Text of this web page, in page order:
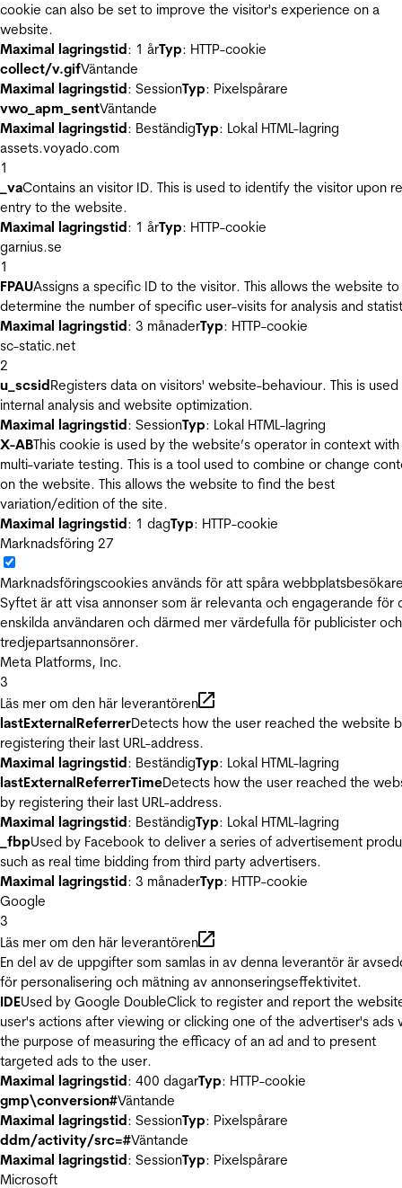
cookie can also be set to improve the visitor's experience on a
website.
Maximal lagringstid: 1 årTyp: HTTP-cookie
collect/v.gifVäntande
Maximal lagringstid: SessionTyp: Pixelspårare
vwo_apm_sentVäntande
Maximal lagringstid: BeständigTyp: Lokal HTML-lagring
assets.voyado.com
1
_vaContains an visitor ID. This is used to identify the visitor upon
entry to the website.
Maximal lagringstid: 1 årTyp: HTTP-cookie
garnius.se
1
FPAUAssigns a specific ID to the visitor. This allows the website to
determine the number of specific user-visits for analysis and
Maximal lagringstid: 3 månaderTyp: HTTP-cookie
sc-static.net
2
u_scsidRegisters data on visitors' website-behaviour. This is
internal analysis and website optimization.
Maximal lagringstid: SessionTyp: Lokal HTML-lagring
X-ABThis cookie is used by the website’s operator in context with
multi-variate testing. This is a tool used to combine or change
on the website. This allows the website to find the best
variation/edition of the site.
Maximal lagringstid: 1 dagTyp: HTTP-cookie
Marknadsföring 27
Marknadsföringscookies används för att spåra
Syftet är att visa annonser som är relevanta och engagerande för
enskilda användaren och därmed mer värdefulla för publicister och
tredjepartsannonsörer.
Meta Platforms, Inc.
3
Läs mer om den här leverantören
lastExternalReferrerDetects how the user reached the website
registering their last URL-address.
Maximal lagringstid: BeständigTyp: Lokal HTML-lagring
lastExternalReferrerTimeDetects how the user reached the
by registering their last URL-address.
Maximal lagringstid: BeständigTyp: Lokal HTML-lagring
_fbpUsed by Facebook to deliver a series of advertisement
such as real time bidding from third party advertisers.
Maximal lagringstid: 3 månaderTyp: HTTP-cookie
Google
3
Läs mer om den här leverantören
En del av de uppgifter som samlas in av denna leverantör är
för personalisering och mätning av annonseringseffektivitet.
IDEUsed by Google DoubleClick to register and report the
user's actions after viewing or clicking one of the advertiser's ads
the purpose of measuring the efficacy of an ad and to present
targeted ads to the user.
Maximal lagringstid: 400 dagarTyp: HTTP-cookie
gmp\conversion#Väntande
Maximal lagringstid: SessionTyp: Pixelspårare
ddm/activity/src=#Väntande
Maximal lagringstid: SessionTyp: Pixelspårare
Microsoft